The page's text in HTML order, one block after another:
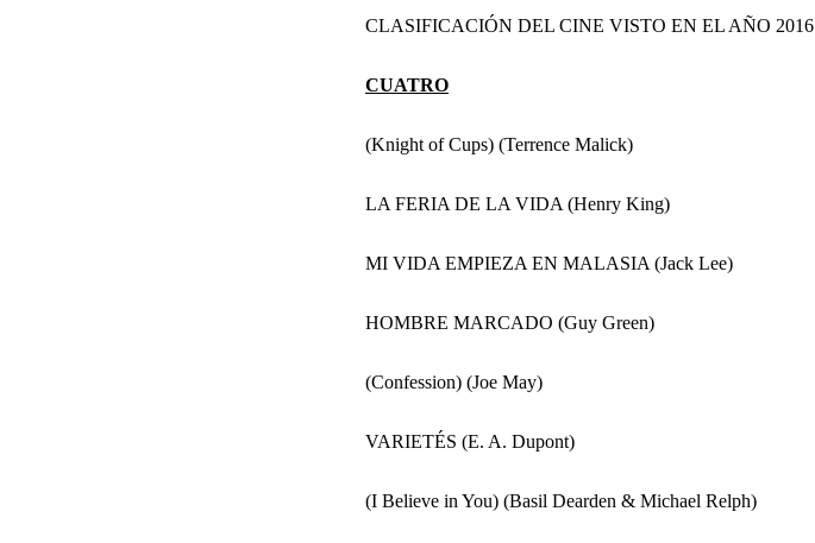
CLASIFICACIÓN DEL CINE VISTO EN EL AÑO 2016
CUATRO
(Knight of Cups) (Terrence Malick)
LA FERIA DE LA VIDA (Henry King)
MI VIDA EMPIEZA EN MALASIA (Jack Lee)
HOMBRE MARCADO (Guy Green)
(Confession) (Joe May)
VARIETÉS (E. A. Dupont)
(I Believe in You) (Basil Dearden & Michael Relph)